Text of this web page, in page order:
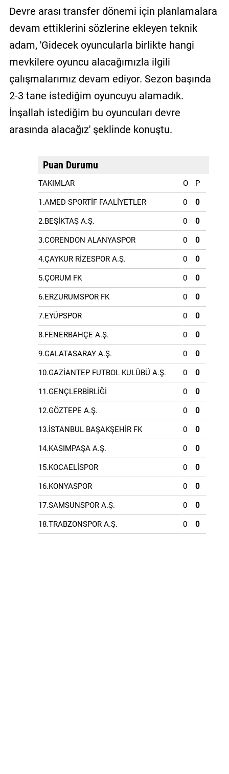
Devre arası transfer dönemi için planlamalara
devam ettiklerini sözlerine ekleyen teknik
adam, 'Gidecek oyuncularla birlikte hangi
mevkilere oyuncu alacağımızla ilgili
çalışmalarımız devam ediyor. Sezon başında
2-3 tane istediğim oyuncuyu alamadık.
İnşallah istediğim bu oyuncuları devre
arasında alacağız' şeklinde konuştu.
Puan Durumu
TAKIMLAR O P
1.AMED SPORTİF FAALİYETLER 0 0
2.BEŞİKTAŞ A.Ş. 0 0
3.CORENDON ALANYASPOR 0 0
4.ÇAYKUR RİZESPOR A.Ş. 0 0
5.ÇORUM FK 0 0
6.ERZURUMSPOR FK 0 0
7.EYÜPSPOR 0 0
8.FENERBAHÇE A.Ş. 0 0
9.GALATASARAY A.Ş. 0 0
10.GAZİANTEP FUTBOL KULÜBÜ A.Ş. 0 0
11.GENÇLERBİRLİĞİ 0 0
12.GÖZTEPE A.Ş. 0 0
13.İSTANBUL BAŞAKŞEHİR FK 0 0
14.KASIMPAŞA A.Ş. 0 0
15.KOCAELİSPOR 0 0
16.KONYASPOR 0 0
17.SAMSUNSPOR A.Ş. 0 0
18.TRABZONSPOR A.Ş. 0 0